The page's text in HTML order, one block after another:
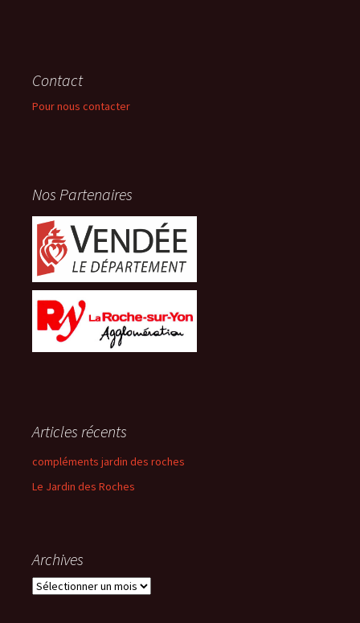
Contact
Pour nous contacter
Nos Partenaires
Articles récents
compléments jardin des roches
Le Jardin des Roches
Archives
Archives